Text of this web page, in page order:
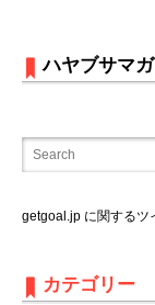
ハヤブサマ
getgoal.jp に関するツ
カテゴリー